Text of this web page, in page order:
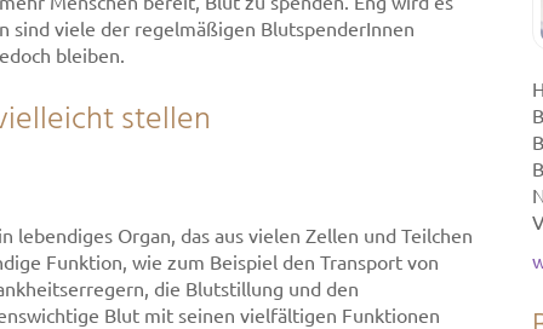
sind viele der regelmäßigen BlutspenderInnen
bleiben.
stellen
Organ, das aus vielen Zellen und Teilchen
Funktion, wie zum Beispiel den Transport von
die Blutstillung und den
Blut mit seinen vielfältigen Funktionen